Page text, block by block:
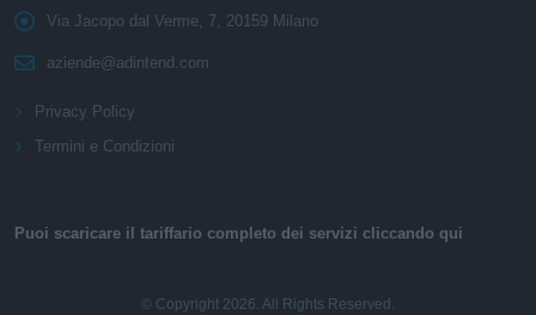
Via Jacopo dal Verme, 7, 20159 Milano
aziende@adintend.com
Privacy Policy
Termini e Condizioni
Puoi scaricare il tariffario completo dei servizi cliccando qui
© Copyright 2026. All Rights Reserved.